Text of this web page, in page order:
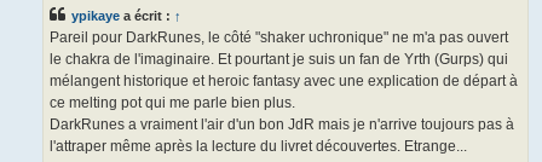
ypikaye a écrit : ↑
Pareil pour DarkRunes, le côté "shaker uchronique" ne m'a pas ouvert
le chakra de l'imaginaire. Et pourtant je suis un fan de Yrth (Gurps) qui
mélangent historique et heroic fantasy avec une explication de départ à
ce melting pot qui me parle bien plus.
DarkRunes a vraiment l'air d'un bon JdR mais je n'arrive toujours pas à
l'attraper même après la lecture du livret découvertes. Etrange...